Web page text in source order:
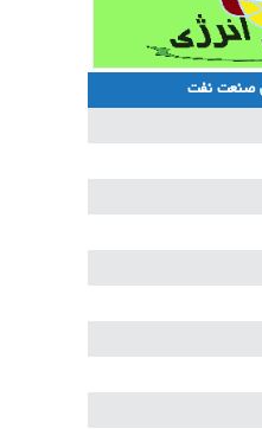
صنعت نفت